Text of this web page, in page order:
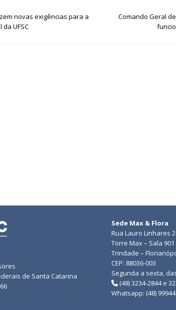
novas exigências para a
UFSC
Comando Geral
de Santa Catarina
Sede Max & Flora
Rua Lauro Linhares
Torre Max – Sala 901
Trindade –
CEP: 88036-003
Segunda a sexta,
(48) 3234-2844 e
Whatsapp: (48)